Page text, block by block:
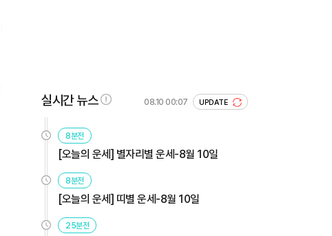
실시간 뉴스 08.10 00:07 UPDATE
8분전
[오늘의 운세] 별자리별 운세-8월 10일
8분전
[오늘의 운세] 띠별 운세-8월 10일
25분전